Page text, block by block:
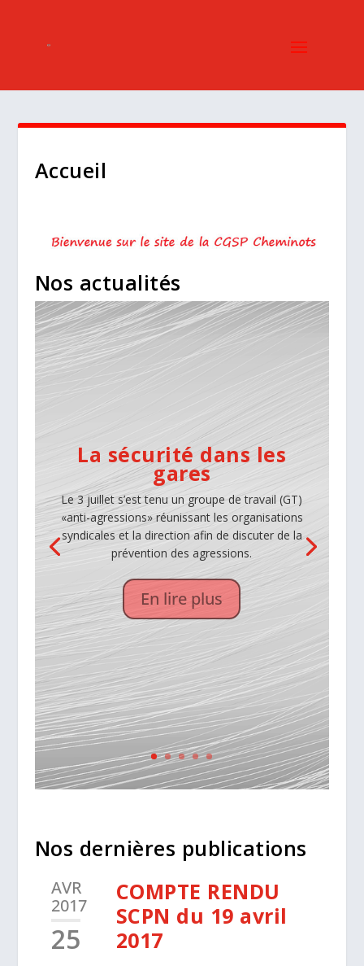
Accueil
Nos actualités
La sécurité dans les
gares
Le 3 juillet s’est tenu un groupe de travail (GT)
«anti-agressions» réunissant les organisations
syndicales et la direction afin de discuter de la
prévention des agressions.
En lire plus
1. Introduction:
Nous revenons sur le point du plan d’action pour
améliorer la sécurité des travailleurs qui
travaillent pour les sous-traitants d’Infrabel,
débattant ainsi de la problématique des grutiers
qui prestent de trop nombreuses heures sur
différents chantiers.
Nos dernières publications
AVR
2017
25
COMPTE RENDU
SCPN du 19 avril
2017